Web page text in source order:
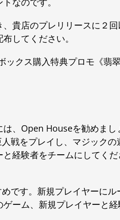
貴店のプレリリースに２回
してください。
ックス購入特典プロモ《翡
、Open Houseを勧めまし
戦をプレイし、マジックの
経験者をチームにしてくだ
です。新規プレイヤーにル
ーム、新規プレイヤーと経